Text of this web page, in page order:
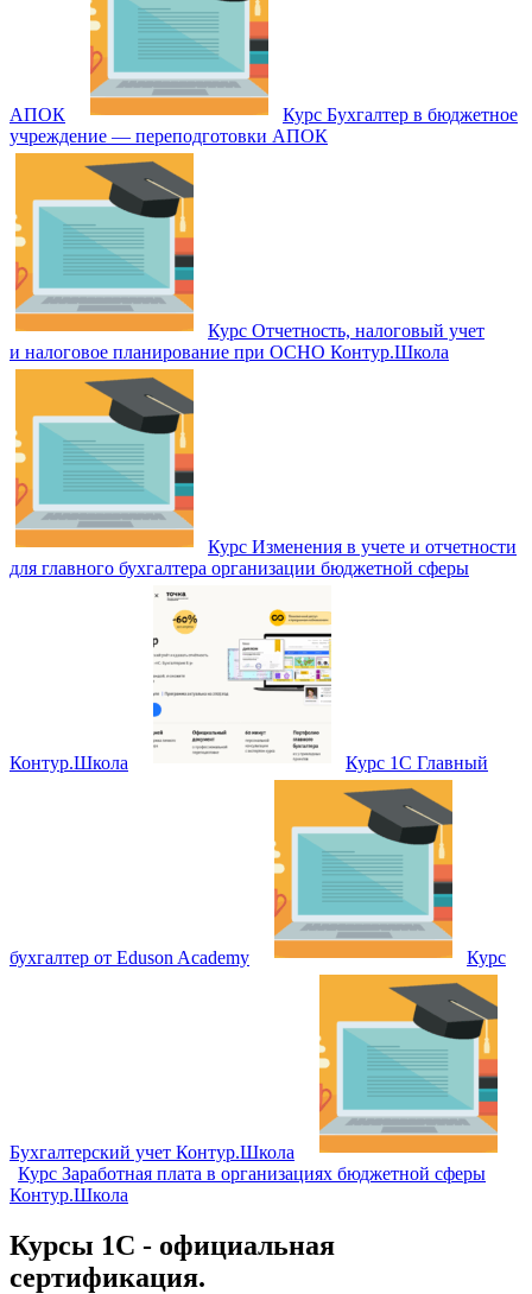
АПОК
Курс Бухгалтер в бюджетное
учреждение — переподготовки АПОК
Курс Отчетность, налоговый учет
и налоговое планирование при ОСНО Контур.Школа
Курс Изменения в учете и отчетности
для главного бухгалтера организации бюджетной сферы
Контур.Школа Курс 1С Главный
бухгалтер от Eduson Academy Курс
Бухгалтерский учет Контур.Школа
Курс Заработная плата в организациях бюджетной сферы
Контур.Школа
Курсы 1С - официальная
сертификация.